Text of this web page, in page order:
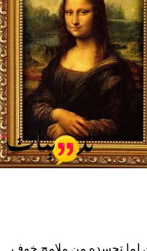
لما تجسده من ملامح خوف